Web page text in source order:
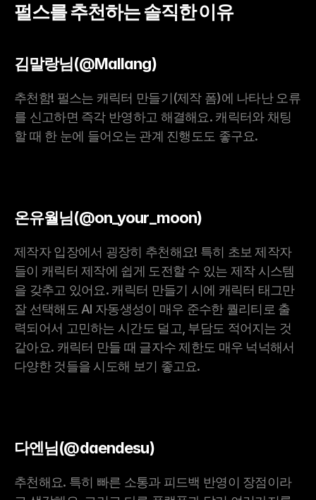
펄스를 추천하는 솔직한 이유
김말랑님(@Mallang)
추천함! 펄스는 캐릭터 만들기(제작 폼)에 나타난 오류
를 신고하면 즉각 반영하고 해결해요. 캐릭터와 채팅
할 때 한 눈에 들어오는 관계 진행도도 좋구요.
온유월님(@on_your_moon)
제작자 입장에서 굉장히 추천해요! 특히 초보 제작자
들이 캐릭터 제작에 쉽게 도전할 수 있는 제작 시스템
을 갖추고 있어요. 캐릭터 만들기 시에 캐릭터 태그만
잘 선택해도 AI 자동생성이 매우 준수한 퀄리티로 출
력되어서 고민하는 시간도 덜고, 부담도 적어지는 것
같아요. 캐릭터 만들 때 글자수 제한도 매우 넉넉해서
다양한 것들을 시도해 보기 좋고요.
다엔님(@daendesu)
추천해요. 특히 빠른 소통과 피드백 반영이 장점이라